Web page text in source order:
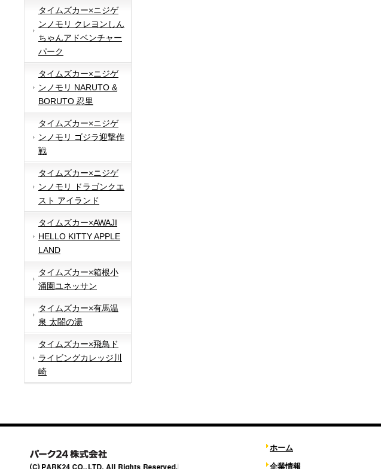
タイムズカー×ニジゲ
ンノモリ クレヨンしん
ちゃんアドベンチャー
パーク
タイムズカー×ニジゲ
ンノモリ NARUTO &
BORUTO 忍里
タイムズカー×ニジゲ
ンノモリ ゴジラ迎撃作
戦
タイムズカー×ニジゲ
ンノモリ ドラゴンクエ
スト アイランド
タイムズカー×AWAJI
HELLO KITTY APPLE
LAND
タイムズカー×箱根小
涌園ユネッサン
タイムズカー×有馬温
泉 太閤の湯
タイムズカー×飛鳥ド
ライビングカレッジ川
崎
ホーム
企業情報